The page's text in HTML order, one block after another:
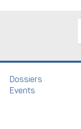
Dossiers
Events